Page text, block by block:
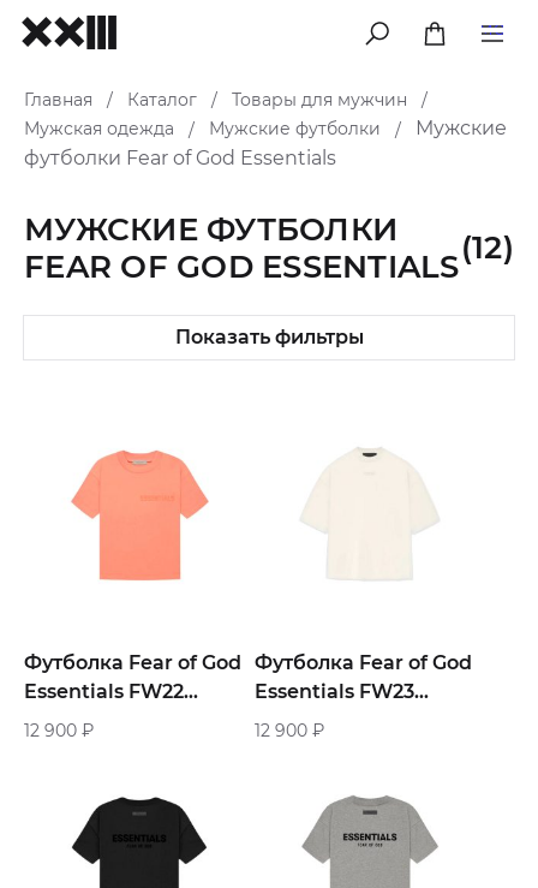
меню
Главная / Каталог / Товары для мужчин
/
Мужская одежда
/ Мужские футболки /
Мужские
футболки Fear of God Essentials
МУЖСКИЕ ФУТБОЛКИ
FEAR OF GOD ESSENTIALS(12)
Показать фильтры
Футболка Fear of God
Essentials FW22
«Coral»
12 900 ₽
Футболка Fear of God
Essentials FW23
«White»
12 900 ₽